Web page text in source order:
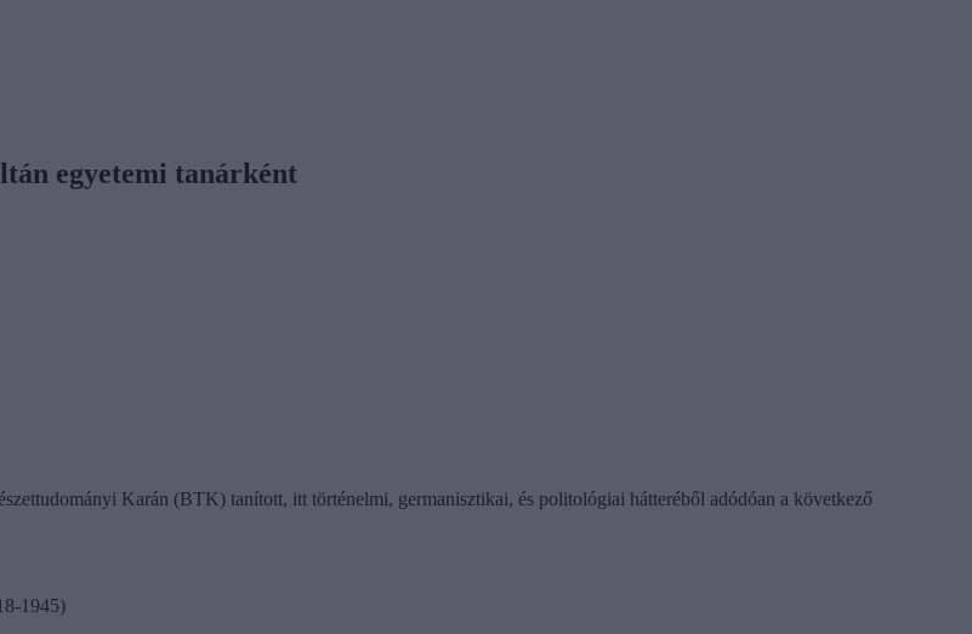
egyetemi tanárként
Karán (BTK) tanított, itt történelmi, germanisztikai, és politológiai hátteréből adódóan a következő
1945)